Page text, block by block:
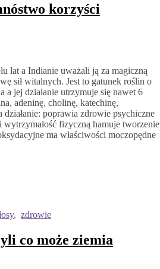
korzyści
lat a Indianie uważali ją za magiczną
sił witalnych. Jest to gatunek roślin o
jej działanie utrzymuje się nawet 6
adeninę, cholinę, katechinę,
poprawia zdrowie psychiczne
fizyczną hamuje tworzenie
ma właściwości moczopędne
, zdrowie
co może ziemia